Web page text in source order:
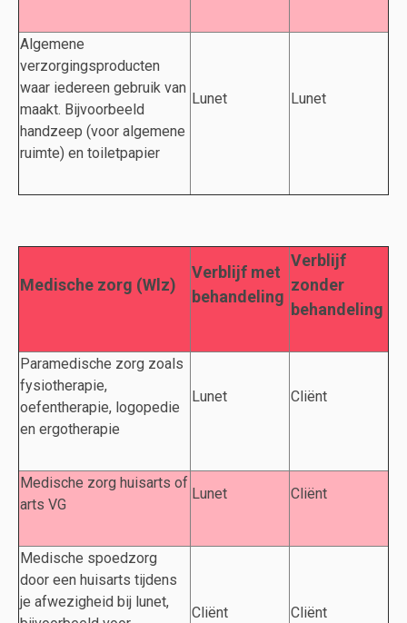
Algemene
verzorgingsproducten
waar iedereen gebruik van
maakt. Bijvoorbeeld
handzeep (voor algemene
ruimte) en toiletpapier
Lunet Lunet
Medische zorg (Wlz)
Verblijf met
behandeling
Verblijf
zonder
behandeling
Paramedische zorg zoals
fysiotherapie,
oefentherapie, logopedie
en ergotherapie
Lunet Cliënt
Medische zorg huisarts of
arts VG
Lunet Cliënt
Medische spoedzorg
door een huisarts tijdens
je afwezigheid bij lunet,
Cliënt Cliënt